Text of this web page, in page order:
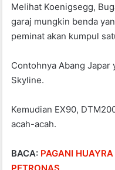
Melihat Koenigsegg,
garaj mungkin benda
peminat akan kumpul
Contohnya Abang
Skyline.
Kemudian EX90,
acah-acah.
BACA: PAGANI
PETRONAS